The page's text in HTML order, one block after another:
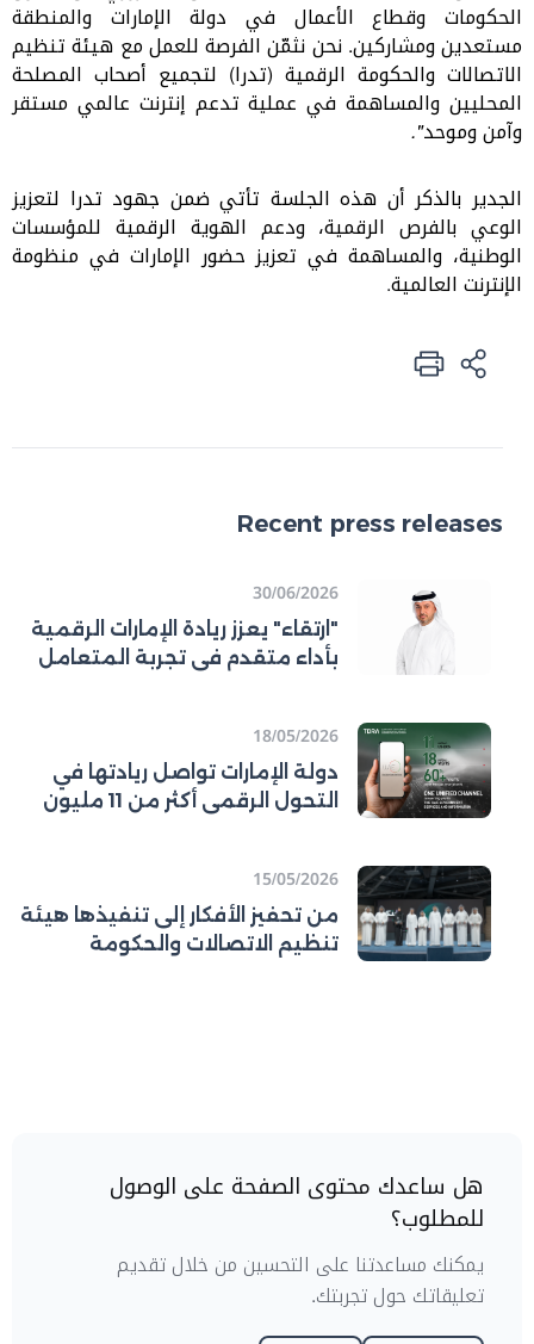
الحكومات وقطاع الأعمال في دولة الإمارات والمنطقة
مستعدين ومشاركين. نحن نثمّن الفرصة للعمل مع هيئة تنظيم
الاتصالات والحكومة الرقمية (تدرا) لتجميع أصحاب المصلحة
المحليين والمساهمة في عملية تدعم إنترنت عالمي مستقر
وآمن وموحد."
الجدير بالذكر أن هذه الجلسة تأتي ضمن جهود تدرا لتعزيز
الوعي بالفرص الرقمية، ودعم الهوية الرقمية للمؤسسات
الوطنية، والمساهمة في تعزيز حضور الإمارات في منظومة
الإنترنت العالمية.
Recent press releases
30/06/2026
"ارتقاء" يعزز ريادة الإمارات الرقمية
بأداء متقدم في تجربة المتعامل
18/05/2026
دولة الإمارات تواصل ريادتها في
التحول الرقمي أكثر من 11 مليون
15/05/2026
من تحفيز الأفكار إلى تنفيذها هيئة
تنظيم الاتصالات والحكومة
هل ساعدك محتوى الصفحة على الوصول
للمطلوب؟
يمكنك مساعدتنا على التحسين من خلال تقديم
تعليقاتك حول تجربتك.